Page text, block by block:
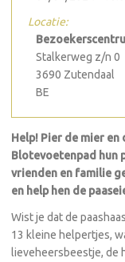
Locatie:
Stalkerweg z/n 0
3690 Zutendaal
BE
Help! Pier de mier
Blotevoetenpad hun
vrienden en familie
en help hen de
Wist je dat de
13 kleine helpertjes,
lieveheersbeestje, de